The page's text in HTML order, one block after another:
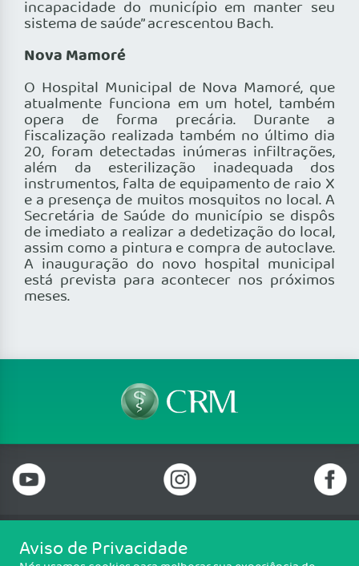
incapacidade do município em manter seu
sistema de saúde” acrescentou Bach.
Nova Mamoré
O Hospital Municipal de Nova Mamoré, que
atualmente funciona em um hotel, também
opera de forma precária. Durante a
fiscalização realizada também no último dia
20, foram detectadas inúmeras infiltrações,
além da esterilização inadequada dos
instrumentos, falta de equipamento de raio X
e a presença de muitos mosquitos no local. A
Secretária de Saúde do município se dispôs
de imediato a realizar a dedetização do local,
assim como a pintura e compra de autoclave.
A inauguração do novo hospital municipal
está prevista para acontecer nos próximos
meses.
Telefone: 69 99912-5448
Aviso de Privacidade